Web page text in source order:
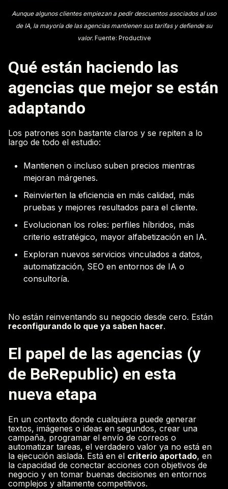
Aunque algunos clientes empiezan a pedir descuentos asociados al uso
de IA, la mayoría de las agencias mantienen sus tarifas y defiende su
valor. Fuente: Productive
Qué están haciendo las
agencias que mejor se están
adaptando
Los patrones son bastante claros y se repiten a lo
largo de todo el estudio:
Mantienen o incluso suben precios mientras
mejoran márgenes.
Reinvierten la eficiencia en más calidad, más
pruebas y mejores resultados para el cliente.
Evolucionan los roles: perfiles híbridos, más
criterio estratégico, mayor alfabetización en IA.
Exploran nuevos servicios vinculados a datos,
automatización, SEO en entornos de IA o
consultoría.
No están reinventando su negocio desde cero. Están
reconfigurando lo que ya saben hacer.
El papel de las agencias (y
de BeRepublic) en esta
nueva etapa
En un contexto donde cualquiera puede generar
textos, imágenes o ideas en segundos, crear una
campaña, programar el envío de correos o
automatizar tareas, el verdadero valor ya no está en
la ejecución aislada. Está en el criterio aportado, en
la capacidad de conectar acciones con objetivos de
negocio y en tomar buenas decisiones en entornos
complejos y altamente competitivos.